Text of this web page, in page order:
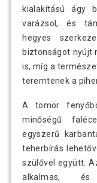
kialakítású ágy
varázsol, és
hegyes
biztonságot nyújt
is, míg a
teremtenek a
A tömör
minőségű
egyszerű
teherbírás
szülővel együtt.
alkalmas, és